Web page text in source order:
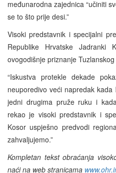
međunarodna zajednica “učiniti
se to što prije desi.”
Visoki predstavnik i specijalni
Republike Hrvatske
ovogodišnje priznanje Tuzlanskog
“Iskustva protekle dekade
neuporedivo veći napredak
jedni drugima pruže ruku i
rekao je visoki predstavnik i
Kosor uspješno predvodi
zahvaljujemo.”
Kompletan tekst obraćanja
naći na web stranicama